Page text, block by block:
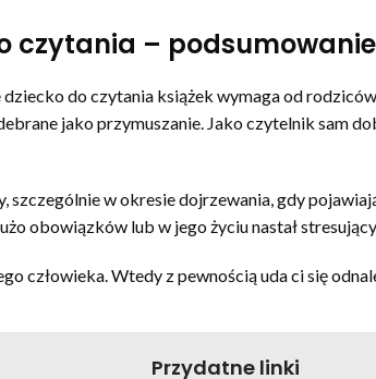
czytania – podsumowanie
do czytania książek wymaga od
jako przymuszanie. Jako czytelnik sam
szczególnie w okresie dojrzewania, gdy
obowiązków lub w jego życiu nastał
człowieka. Wtedy z pewnością uda ci się
Przydatne linki